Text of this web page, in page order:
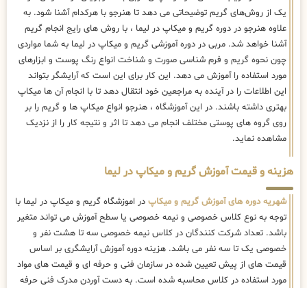
یک از روش‌های گریم توضیحاتی می دهد تا هنرجو با هرکدام آشنا شود. به
علاوه هنرجو در دوره گریم و میکاپ در لیما ، با روش های رایج انجام گریم
آشنا خواهد شد. مربی در دوره آموزشی گریم و میکاپ در لیما به شما مواردی
چون نحوه گریم و فرم شناسی صورت و شناخت انواع رنگ پوست و ابزارهای
مورد استفاده را آموزش می دهد. این کار برای این است که آرایشگر بتواند
این اطلاعات را در آینده به مراجعین خود انتقال دهد تا با انجام آن ها میکاپ
بهتری داشته باشند. در این آموزشگاه ، هنرجو انواع میکاپ ها و گریم را بر
روی گروه های پوستی مختلف انجام می دهد تا اثر و نتیجه کار را از نزدیک
مشاهده نماید.
هزینه و قیمت آموزش گریم و میکاپ در لیما
شهریه دوره های آموزش گریم و میکاپ در اموزشگاه گریم و میکاپ در لیما با
توجه به نوع کلاس خصوصی و نیمه خصوصی یا سطح آموزش می تواند متغیر
باشد. تعداد شرکت کنندگان در کلاس نیمه خصوصی سه تا هشت نفر و
خصوصی یک تا سه نفر می باشد. هزینه دوره آموزش آرایشگری بر اساس
قیمت های از پیش تعیین شده در سازمان فنی و حرفه ای و قیمت های مواد
مورد استفاده در کلاس محاسبه شده است. به دست آوردن مدرک فنی حرفه